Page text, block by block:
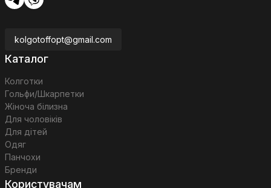
kolgotoffopt@gmail.com
Каталог
Колготки
Гольфи/Шкарпетки
Жіноча білизна
Для чоловіків
Для дітей
Одяг
Панчохи
Бренди
Користувачам